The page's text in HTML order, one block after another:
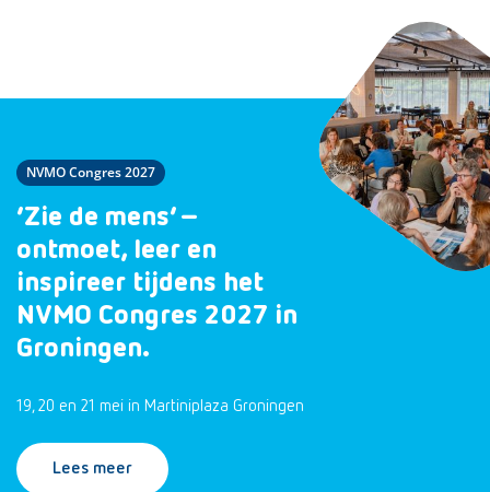
NVMO Congres 2027
‘Zie de mens’ –
ontmoet, leer en
inspireer tijdens het
NVMO Congres 2027 in
Groningen.
19, 20 en 21 mei in Martiniplaza Groningen
Lees meer